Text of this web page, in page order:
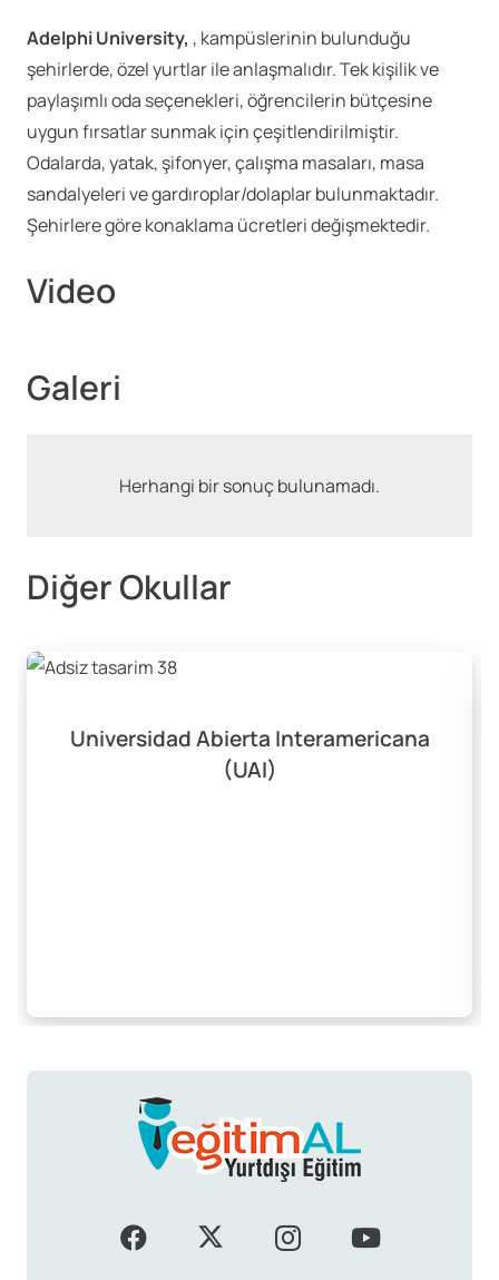
Adelphi University, , kampüslerinin bulunduğu
şehirlerde, özel yurtlar ile anlaşmalıdır. Tek kişilik ve
paylaşımlı oda seçenekleri, öğrencilerin bütçesine
uygun fırsatlar sunmak için çeşitlendirilmiştir.
Odalarda, yatak, şifonyer, çalışma masaları, masa
sandalyeleri ve gardıroplar/dolaplar bulunmaktadır.
Şehirlere göre konaklama ücretleri değişmektedir.
Video
Galeri
Herhangi bir sonuç bulunamadı.
Diğer Okullar
Universidad Abierta Interamericana
(UAI)